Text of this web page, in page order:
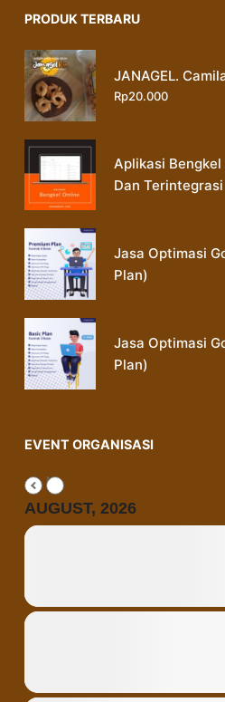
PRODUK TERBARU
JANAGEL.
Rp20.000
Aplikasi
Dan Terintegrasi
Jasa Optimasi
Plan)
Jasa Optimasi
Plan)
EVENT ORGANISASI
AUGUST, 2026